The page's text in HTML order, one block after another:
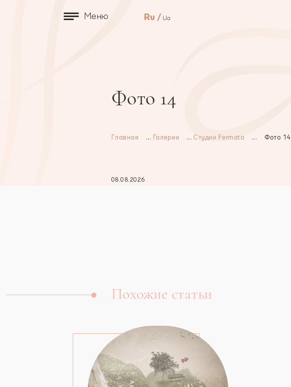
Меню Ru Ua
Фото 14
Главная ... Галерея ... Студии Fermata ... Фото 14
08.08.2026
Похожие статьи